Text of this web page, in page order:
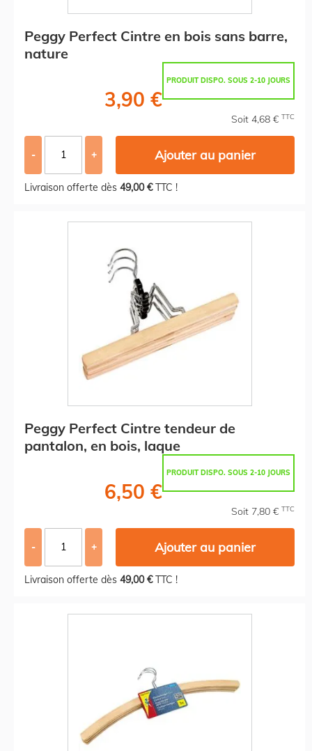
Peggy Perfect Cintre en bois sans barre,
nature
PRODUIT DISPO. SOUS 2-10 JOURS
3,90 €
Soit 4,68 € TTC
- + Ajouter au panier
Livraison offerte dès 49,00 €TTC !
Peggy Perfect Cintre tendeur de
pantalon, en bois, laque
PRODUIT DISPO. SOUS 2-10 JOURS
6,50 €
Soit 7,80 € TTC
- + Ajouter au panier
Livraison offerte dès 49,00 €TTC !